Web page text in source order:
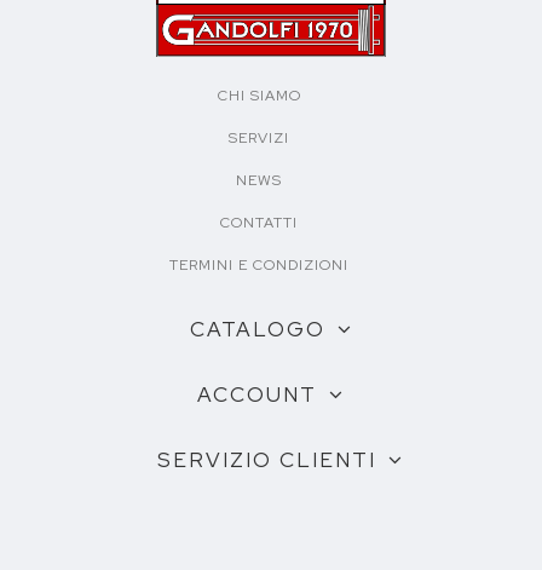
CHI SIAMO
SERVIZI
NEWS
CONTATTI
TERMINI E CONDIZIONI
CATALOGO
ACCOUNT
SERVIZIO CLIENTI